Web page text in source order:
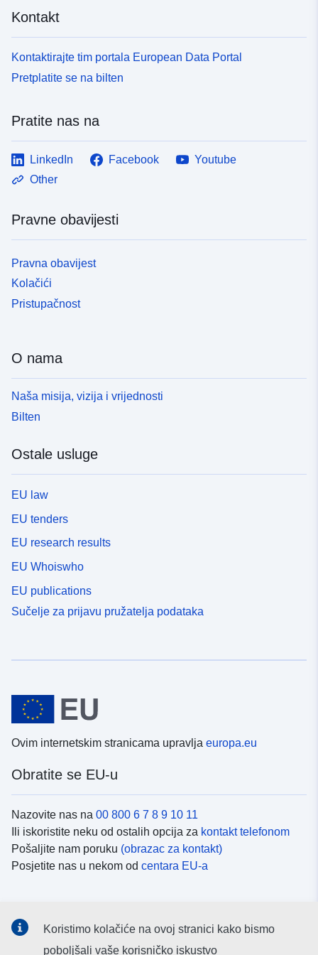
Kontakt
Kontaktirajte tim portala European Data Portal
Pretplatite se na bilten
Pratite nas na
LinkedIn Facebook
Youtube
Other
Pravne obavijesti
Pravna obavijest
Kolačići
Pristupačnost
O nama
Naša misija, vizija i vrijednosti
Bilten
Ostale usluge
EU law
EU tenders
EU research results
EU Whoiswho
EU publications
Sučelje za prijavu pružatelja podataka
Ovim internetskim stranicama upravlja europa.eu
Obratite se EU-u
Nazovite nas na 00 800 6 7 8 9 10 11
Ili iskoristite neku od ostalih opcija za kontakt telefonom
Pošaljite nam poruku (obrazac za kontakt)
Posjetite nas u nekom od centara EU-a
Potražite kanale EU-a nadruštvenim mrežama
Koristimo kolačiće na ovoj stranici kako bismo
poboljšali vaše korisničko iskustvo